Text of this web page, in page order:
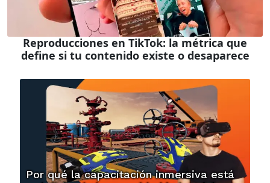
Reproducciones en TikTok: la métrica que
define si tu contenido existe o desaparece
Por qué la capacitación inmersiva está